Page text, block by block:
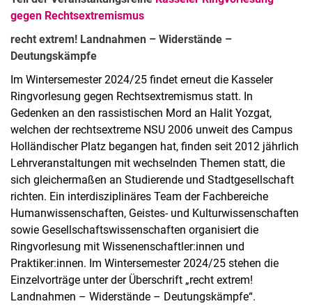
gegen Rechtsextremismus
recht extrem! Landnahmen – Widerstände –
Deutungskämpfe
Im Wintersemester 2024/25 findet erneut die Kasseler
Ringvorlesung gegen Rechtsextremismus statt. In
Gedenken an den rassistischen Mord an Halit Yozgat,
welchen der rechtsextreme NSU 2006 unweit des Campus
Holländischer Platz begangen hat, finden seit 2012 jährlich
Lehrveranstaltungen mit wechselnden Themen statt, die
sich gleichermaßen an Studierende und Stadtgesellschaft
richten. Ein interdisziplinäres Team der Fachbereiche
Humanwissenschaften, Geistes- und Kulturwissenschaften
sowie Gesellschaftswissenschaften organisiert die
Ringvorlesung mit Wissenenschaftler:innen und
Praktiker:innen. Im Wintersemester 2024/25 stehen die
Einzelvorträge unter der Überschrift „recht extrem!
Landnahmen – Widerstände – Deutungskämpfe“.